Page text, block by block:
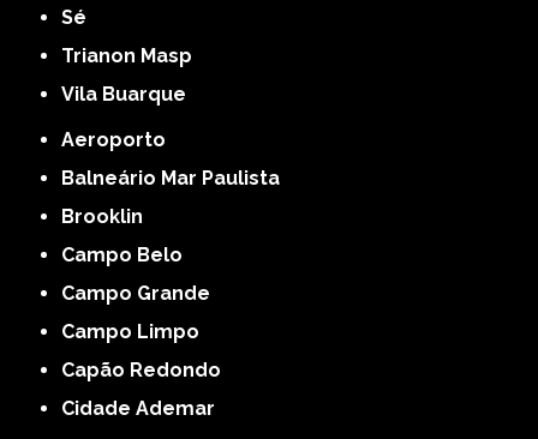
Sé
Trianon Masp
Vila Buarque
Aeroporto
Balneário Mar Paulista
Brooklin
Campo Belo
Campo Grande
Campo Limpo
Capão Redondo
Cidade Ademar